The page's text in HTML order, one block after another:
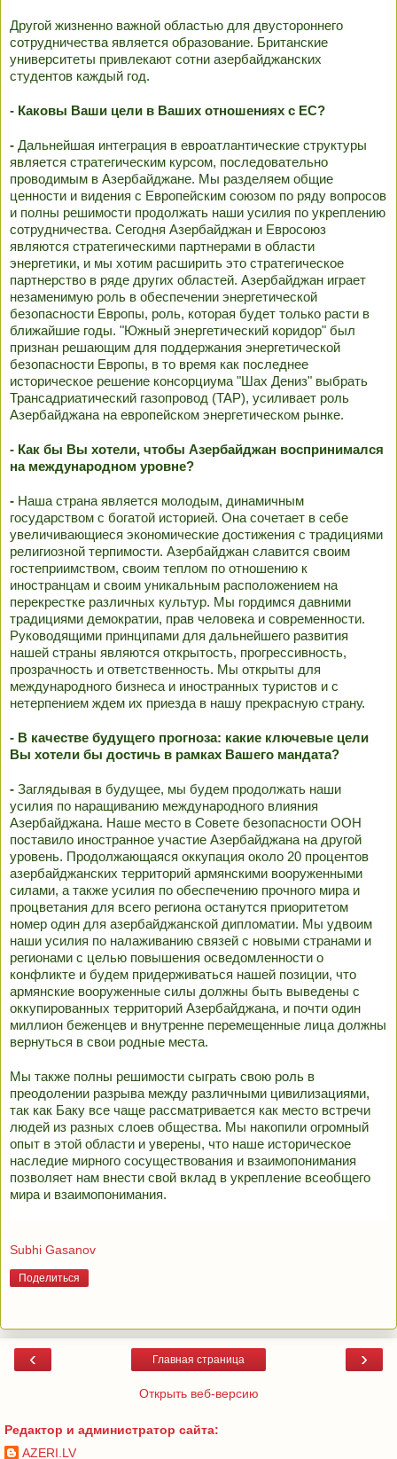
Другой жизненно важной областью для двустороннего
сотрудничества является образование. Британские
университеты привлекают сотни азербайджанских
студентов каждый год.
- Каковы Ваши цели в Ваших отношениях с ЕС?
- Дальнейшая интеграция в евроатлантические структуры
является стратегическим курсом, последовательно
проводимым в Азербайджане. Мы разделяем общие
ценности и видения с Европейским союзом по ряду вопросов
и полны решимости продолжать наши усилия по укреплению
сотрудничества. Сегодня Азербайджан и Евросоюз
являются стратегическими партнерами в области
энергетики, и мы хотим расширить это стратегическое
партнерство в ряде других областей. Азербайджан играет
незаменимую роль в обеспечении энергетической
безопасности Европы, роль, которая будет только расти в
ближайшие годы. "Южный энергетический коридор" был
признан решающим для поддержания энергетической
безопасности Европы, в то время как последнее
историческое решение консорциума "Шах Дениз" выбрать
Трансадриатический газопровод (TAP), усиливает роль
Азербайджана на европейском энергетическом рынке.
- Как бы Вы хотели, чтобы Азербайджан воспринимался
на международном уровне?
- Наша страна является молодым, динамичным
государством с богатой историей. Она сочетает в себе
увеличивающиеся экономические достижения с традициями
религиозной терпимости. Азербайджан славится своим
гостеприимством, своим теплом по отношению к
иностранцам и своим уникальным расположением на
перекрестке различных культур. Мы гордимся давними
традициями демократии, прав человека и современности.
Руководящими принципами для дальнейшего развития
нашей страны являются открытость, прогрессивность,
прозрачность и ответственность. Мы открыты для
международного бизнеса и иностранных туристов и с
нетерпением ждем их приезда в нашу прекрасную страну.
- В качестве будущего прогноза: какие ключевые цели
Вы хотели бы достичь в рамках Вашего мандата?
- Заглядывая в будущее, мы будем продолжать наши
усилия по наращиванию международного влияния
Азербайджана. Наше место в Совете безопасности ООН
поставило иностранное участие Азербайджана на другой
уровень. Продолжающаяся оккупация около 20 процентов
азербайджанских территорий армянскими вооруженными
силами, а также усилия по обеспечению прочного мира и
процветания для всего региона останутся приоритетом
номер один для азербайджанской дипломатии. Мы удвоим
наши усилия по налаживанию связей с новыми странами и
регионами с целью повышения осведомленности о
конфликте и будем придерживаться нашей позиции, что
армянские вооруженные силы должны быть выведены с
оккупированных территорий Азербайджана, и почти один
миллион беженцев и внутренне перемещенные лица должны
вернуться в свои родные места.
Мы также полны решимости сыграть свою роль в
преодолении разрыва между различными цивилизациями,
так как Баку все чаще рассматривается как место встречи
людей из разных слоев общества. Мы накопили огромный
опыт в этой области и уверены, что наше историческое
наследие мирного сосуществования и взаимопонимания
позволяет нам внести свой вклад в укрепление всеобщего
мира и взаимопонимания.
Subhi Gasanov
Поделиться
‹ ›
Главная страница
Открыть веб-версию
Редактор и администратор сайта:
AZERI.LV